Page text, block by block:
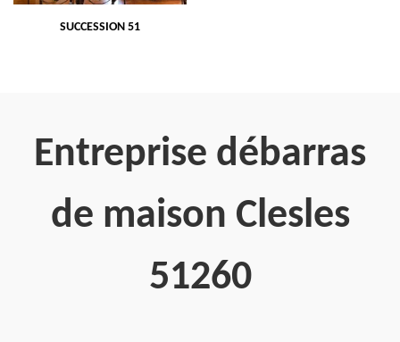
SUCCESSION 51
Entreprise débarras
de maison Clesles
51260